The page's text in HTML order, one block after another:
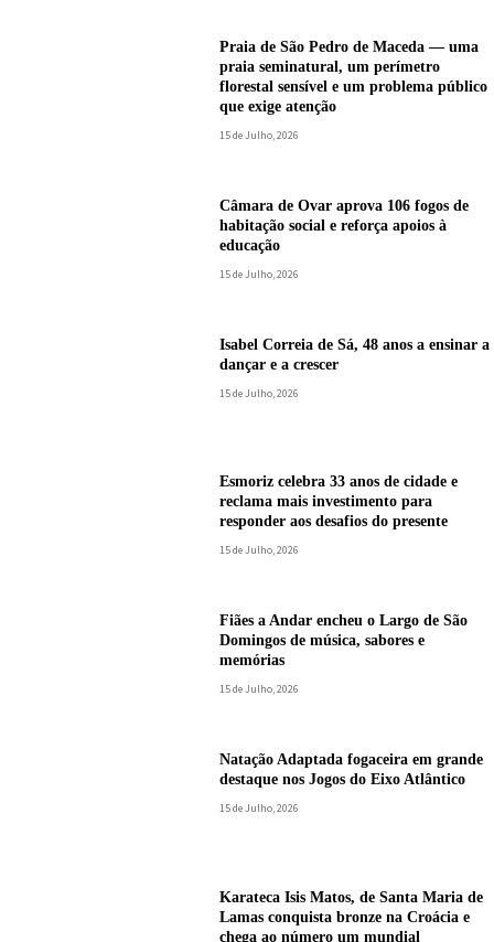
Praia de São Pedro de Maceda — uma
praia seminatural, um perímetro
florestal sensível e um problema público
que exige atenção
15 de Julho, 2026
Câmara de Ovar aprova 106 fogos de
habitação social e reforça apoios à
educação
15 de Julho, 2026
Isabel Correia de Sá, 48 anos a ensinar a
dançar e a crescer
15 de Julho, 2026
Esmoriz celebra 33 anos de cidade e
reclama mais investimento para
responder aos desafios do presente
15 de Julho, 2026
Fiães a Andar encheu o Largo de São
Domingos de música, sabores e
memórias
15 de Julho, 2026
Natação Adaptada fogaceira em grande
destaque nos Jogos do Eixo Atlântico
15 de Julho, 2026
Karateca Isis Matos, de Santa Maria de
Lamas conquista bronze na Croácia e
chega ao número um mundial